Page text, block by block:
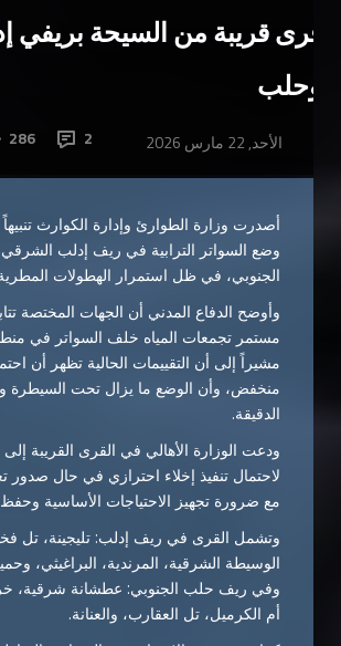
قرى قريبة من السيحة بريفي
وحلب
286 2 الأحد, 22 مارس 2026
أصدرت وزارة الطوارئ وإدارة الكوارث تنبيهاً
وضع السواتر الترابية في ريف إدلب
الجنوبي، في ظل استمرار الهطولات
وأوضح الدفاع المدني أن الجهات المختصة
مستمر تجمعات المياه خلف السواتر في
مشيراً إلى أن التقييمات الحالية تظهر أن
منخفض، وأن الوضع ما يزال تحت السيطرة
الدقيقة.
ودعت الوزارة الأهالي في القرى القريبة إلى
لاحتمال تنفيذ إخلاء احترازي في حال صدور
مع ضرورة تجهيز الاحتياجات الأساسية وحفظ
وتشمل القرى في ريف إدلب: تليجينة، تل
الوسيطة الشرقية، المرندية، البراغيثي،
وفي ريف حلب الجنوبي: عطشانة شرقية،
أم الكرميل، تل العقارب، والعنانة.